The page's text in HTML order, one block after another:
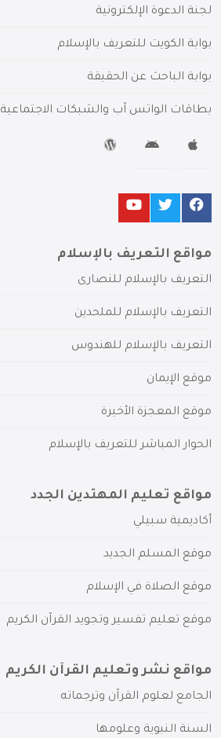
لجنة الدعوة الإلكترونية
بوابة الكويت للتعريف بالإسلام
بوابة الباحث عن الحقيقة
بطاقات الواتس آب والشبكات الاجتماعية
مواقع التعريف بالإسلام
التعريف بالإسلام للنصارى
التعريف بالإسلام للملحدين
التعريف بالإسلام للهندوس
موقع الإيمان
موقع المعجزة الأخيرة
الحوار المباشر للتعريف بالإسلام
مواقع تعليم المهتدين الجدد
أكاديمية سبيلي
موقع المسلم الجديد
موقع الصلاة في الإسلام
موقع تعليم تفسير وتجويد القرآن الكريم
مواقع نشر وتعليم القرآن الكريم
الجامع لعلوم القرآن وترجماته
السنة النبوية وعلومها